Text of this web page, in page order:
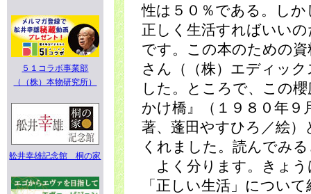
５１コラボ事業部
（（株）本物研究所）
舩井幸雄記念館 桐の家
性は５０％である。し
正しく生活すればいい
です。この本のための
さん（（株）エディッ
した。ところで、この
かけ橋』（１９８０年
著、蓬田やすひろ／絵
くれました。読んでみ
よく分ります。きょう
「正しい生活」につい